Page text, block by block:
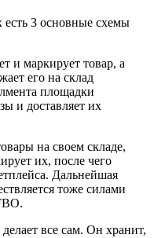
есть 3 основные схемы
и маркирует товар, а
его на склад
площадки
и доставляет их
на своем складе,
их, после чего
Дальнейшая
тоже силами
все сам. Он хранит,